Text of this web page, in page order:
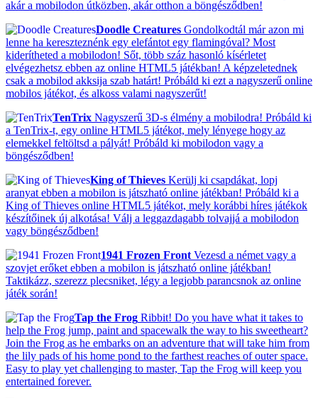
akár a mobilodon útközben, akár otthon a böngésződben!
Doodle Creatures Gondolkodtál már azon mi
lenne ha kereszteznénk egy elefántot egy flamingóval? Most
kiderítheted a mobilodon! Sőt, több száz hasonló kísérletet
elvégezhetsz ebben az online HTML5 játékban! A képzeletednek
csak a mobilod akksija szab határt! Próbáld ki ezt a nagyszerű online
mobilos játékot, és alkoss valami nagyszerűt!
TenTrix Nagyszerű 3D-s élmény a mobilodra! Próbáld ki
a TenTrix-t, egy online HTML5 játékot, mely lényege hogy az
elemekkel feltöltsd a pályát! Próbáld ki mobilodon vagy a
böngésződben!
King of Thieves Kerülj ki csapdákat, lopj
aranyat ebben a mobilon is játszható online játékban! Próbáld ki a
King of Thieves online HTML5 játékot, mely korábbi híres játékok
készítőinek új alkotása! Válj a leggazdagabb tolvajjá a mobilodon
vagy böngésződben!
1941 Frozen Front Vezesd a német vagy a
szovjet erőket ebben a mobilon is játszható online játékban!
Taktikázz, szerezz plecsniket, légy a legjobb parancsnok az online
játék során!
Tap the Frog Ribbit! Do you have what it takes to
help the Frog jump, paint and spacewalk the way to his sweetheart?
Join the Frog as he embarks on an adventure that will take him from
the lily pads of his home pond to the farthest reaches of outer space.
Easy to play yet challenging to master, Tap the Frog will keep you
entertained forever.